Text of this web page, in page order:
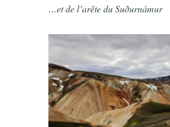
…et de l’arête du Suðurnámur